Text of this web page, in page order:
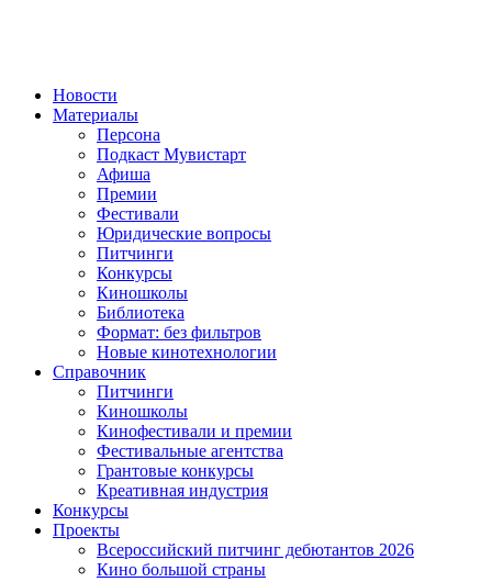
Новости
Материалы
Персона
Подкаст Мувистарт
Афиша
Премии
Фестивали
Юридические вопросы
Питчинги
Конкурсы
Киношколы
Библиотека
Формат: без фильтров
Новые кинотехнологии
Справочник
Питчинги
Киношколы
Кинофестивали и премии
Фестивальные агентства
Грантовые конкурсы
Креативная индустрия
Конкурсы
Проекты
Всероссийский питчинг дебютантов 2026
Кино большой страны